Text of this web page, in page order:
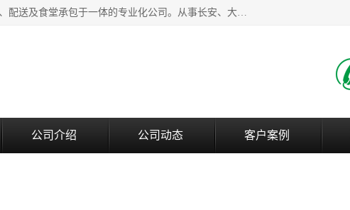
广东食安膳食管理服务有限公司是一家集干货粮油、肉禽蔬菜等食品加工、配送及食堂承包于一体的专业化公司。从事长安、大朗、大岭山、厚街、虎门等地区的蔬菜配送服务。 专业的服务队伍，以及完善的服务机制，经过多年的努力拼搏，赢得了广大客户的信赖和支持。
公司介绍 公司动态 客户案例